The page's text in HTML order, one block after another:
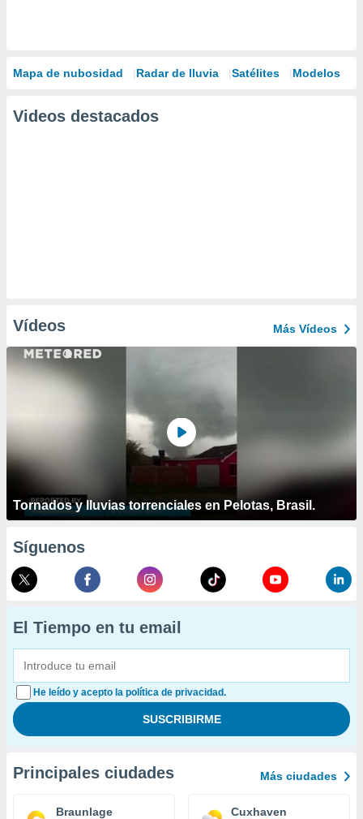
Mapa de nubosidad Radar de lluvia Satélites Modelos
Videos destacados
Vídeos Más Vídeos
Tornados y lluvias torrenciales en Pelotas, Brasil.
Síguenos
El Tiempo en tu email
He leído y acepto la política de privacidad.
Principales ciudades Más ciudades
Braunlage Cuxhaven